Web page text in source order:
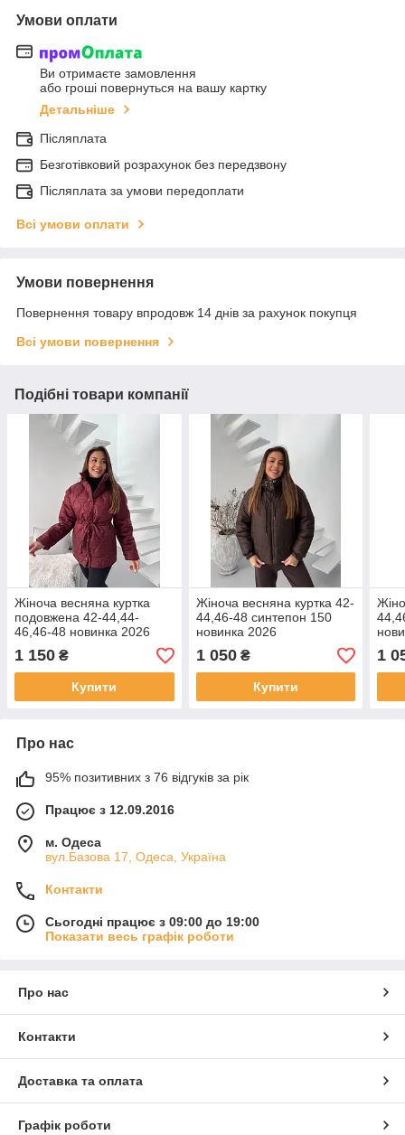
Умови оплати
Ви отримаєте замовлення
або гроші повернуться на вашу картку
Детальніше
Післяплата
Безготівковий розрахунок без передзвону
Післяплата за умови передоплати
Всі умови оплати
Умови повернення
Повернення товару впродовж 14 днів за рахунок покупця
Всі умови повернення
Подібні товари компанії
Жіноча весняна куртка
подовжена 42-44,44-
46,46-48 новинка 2026
1 150 ₴
Купити
Жіноча весняна куртка 42-
44,46-48 синтепон 150
новинка 2026
1 050₴
Купити
1
Про нас
95% позитивних з 76 відгуків за рік
Працює з 12.09.2016
м. Одеса
вул.Базова 17, Одеса, Україна
Контакти
Сьогодні працює з 09:00 до 19:00
Показати весь графік роботи
Про нас
Контакти
Доставка та оплата
Графік роботи